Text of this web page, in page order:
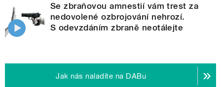
Se zbraňovou amnestií vám trest za
nedovolené ozbrojování nehrozí.
S odevzdáním zbraně neotálejte
Jak nás naladíte na DABu